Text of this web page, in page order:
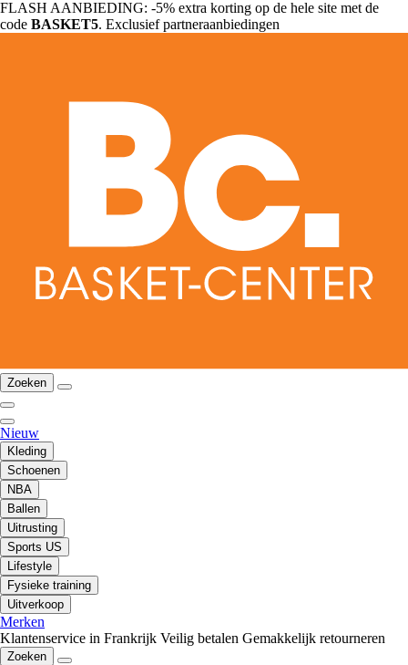
FLASH AANBIEDING: -5% extra korting op de hele site met de
code BASKET5. Exclusief partneraanbiedingen
Zoeken
Nieuw
Kleding
Schoenen
NBA
Ballen
Uitrusting
Sports US
Lifestyle
Fysieke training
Uitverkoop
Merken
Klantenservice in Frankrijk Veilig betalen Gemakkelijk retourneren
Zoeken